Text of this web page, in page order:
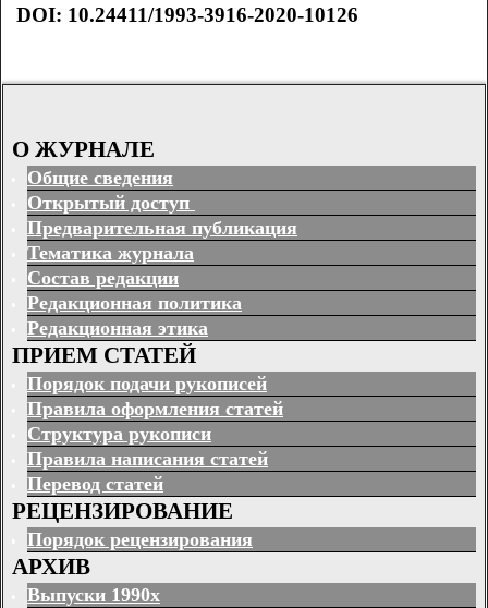
DOI: 10.24411/1993-3916-2020-10126
О ЖУРНАЛЕ
Общие сведения
Открытый доступ
Предварительная публикация
Тематика журнала
Состав редакции
Редакционная политика
Редакционная этика
ПРИЕМ СТАТЕЙ
Порядок подачи рукописей
Правила оформления статей
Структура рукописи
Правила написания статей
Перевод статей
РЕЦЕНЗИРОВАНИЕ
Порядок рецензирования
АРХИВ
Выпуски 1990х